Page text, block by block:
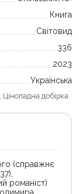
Книга
Світовид
336
2023
Українська
Цінопадна добірка
(справжнє
романіст)